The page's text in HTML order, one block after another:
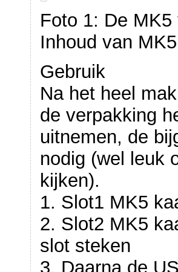
Foto 1: De
Inhoud van
Gebruik
Na het heel
de verpakking
uitnemen, de
nodig (wel leuk
kijken).
1. Slot1 MK5
2. Slot2 MK5
slot steken
3. Daarna de